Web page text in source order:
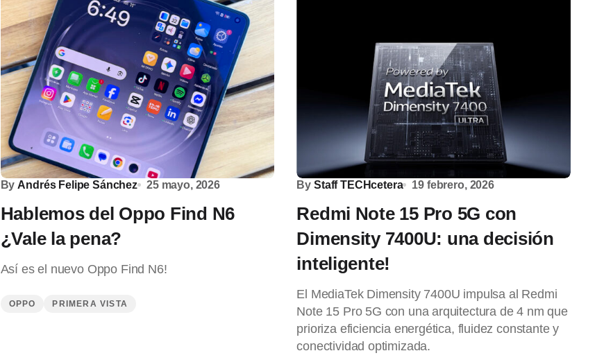
By Andrés Felipe Sánchez 25 mayo, 2026
Hablemos del Oppo Find N6
¿Vale la pena?
Así es el nuevo Oppo Find N6!
OPPO PRIMERA VISTA
By Staff TECHcetera 19 febrero, 2026
Redmi Note 15 Pro 5G con
Dimensity 7400U: una decisión
inteligente!
El MediaTek Dimensity 7400U impulsa al Redmi
Note 15 Pro 5G con una arquitectura de 4 nm que
prioriza eficiencia energética, fluidez constante y
conectividad optimizada.